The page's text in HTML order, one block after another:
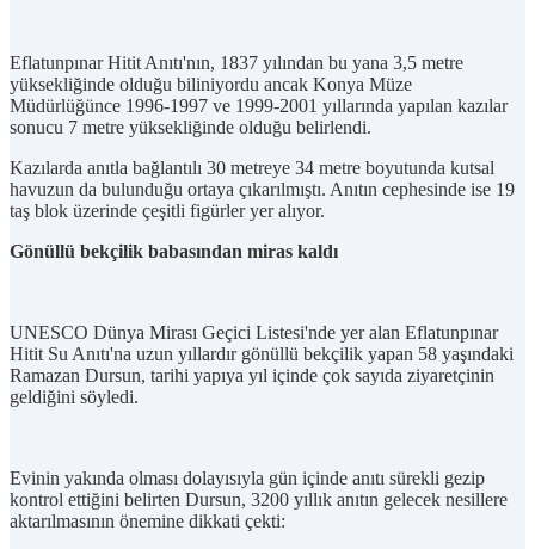
Eflatunpınar Hitit Anıtı'nın, 1837 yılından bu yana 3,5 metre
yüksekliğinde olduğu biliniyordu ancak Konya Müze
Müdürlüğünce 1996-1997 ve 1999-2001 yıllarında yapılan kazılar
sonucu 7 metre yüksekliğinde olduğu belirlendi.
Kazılarda anıtla bağlantılı 30 metreye 34 metre boyutunda kutsal
havuzun da bulunduğu ortaya çıkarılmıştı. Anıtın cephesinde ise 19
taş blok üzerinde çeşitli figürler yer alıyor.
Gönüllü bekçilik babasından miras kaldı
UNESCO Dünya Mirası Geçici Listesi'nde yer alan Eflatunpınar
Hitit Su Anıtı'na uzun yıllardır gönüllü bekçilik yapan 58 yaşındaki
Ramazan Dursun, tarihi yapıya yıl içinde çok sayıda ziyaretçinin
geldiğini söyledi.
Evinin yakında olması dolayısıyla gün içinde anıtı sürekli gezip
kontrol ettiğini belirten Dursun, 3200 yıllık anıtın gelecek nesillere
aktarılmasının önemine dikkati çekti: